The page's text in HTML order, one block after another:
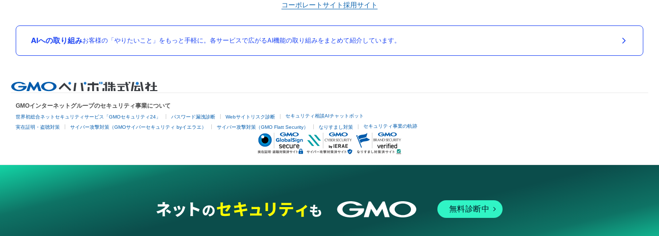
コーポレートサイト採用サイト
AIへの取り組みお客様の「やりたいこと」をもっと手軽に。各サービスで広がるAI機能の取り組みをまとめて紹介しています。
GMOインターネットグループのセキュリティ事業について
世界初総合ネットセキュリティサービス「GMOセキュリティ24」 パスワード漏洩診断 Webサイトリスク診断 セキュリティ相談AIチャットボット
実在証明・盗聴対策 サイバー攻撃対策（GMOサイバーセキュリティ byイエラエ） サイバー攻撃対策（GMO Flatt Security） なりすまし対策 セキュリティ事業の軌跡
無料診断中